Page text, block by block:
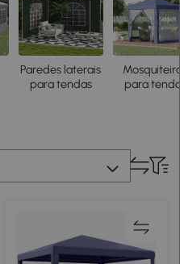
Paredes laterais
para tendas
para